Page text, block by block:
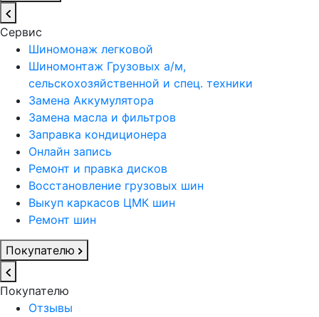
Сервис
Шиномонаж легковой
Шиномонтаж Грузовых а/м,
сельскохозяйственной и спец. техники
Замена Аккумулятора
Замена масла и фильтров
Заправка кондиционера
Онлайн запись
Ремонт и правка дисков
Восстановление грузовых шин
Выкуп каркасов ЦМК шин
Ремонт шин
Покупателю
Покупателю
Отзывы